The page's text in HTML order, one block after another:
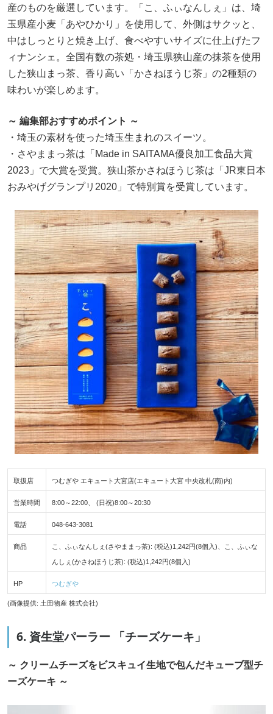
産のものを厳選しています。「こ、ふぃなんしぇ」は、埼
玉県産小麦「あやひかり」を使用して、外側はサクッと、
中はしっとりと焼き上げ、食べやすいサイズに仕上げたフ
ィナンシェ。全国有数の茶処・埼玉県狭山産の抹茶を使用
した狭山まっ茶、香り高い「かさねほうじ茶」の2種類の
味わいが楽しめます。
～ 編集部おすすめポイント ～
・埼玉の素材を使った埼玉生まれのスイーツ。
・さやままっ茶は「Made in SAITAMA優良加工食品大賞
2023」で大賞を受賞。狭山茶かさねほうじ茶は「JR東日本
おみやげグランプリ2020」で特別賞を受賞しています。
取扱店 つむぎや エキュート大宮店(エキュート大宮 中央改札(南)内)
営業時間 8:00～22:00、 (日祝)8:00～20:30
電話 048-643-3081
商品 こ、ふぃなんしぇ(さやままっ茶): (税込)1,242円(8個入)、こ、ふぃな
んしぇ(かさねほうじ茶): (税込)1,242円(8個入)
HP つむぎや
(画像提供: 土田物産 株式会社)
6. 資生堂パーラー 「チーズケーキ」
～ クリームチーズをビスキュイ生地で包んだキューブ型チ
ーズケーキ ～